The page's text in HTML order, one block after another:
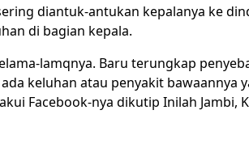
diantuk-antukan kepalanya ke
di bagian kepala.
lamqnya. Baru terungkap
keluhan atau penyakit bawaannya
Facebook-nya dikutip Inilah Jambi,